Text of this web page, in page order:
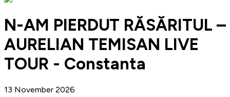
N-AM PIERDUT RĂSĂRITUL –
AURELIAN TEMISAN LIVE
TOUR - Constanta
13 November 2026